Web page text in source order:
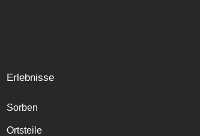
Erlebnisse
Sorben
Ortsteile